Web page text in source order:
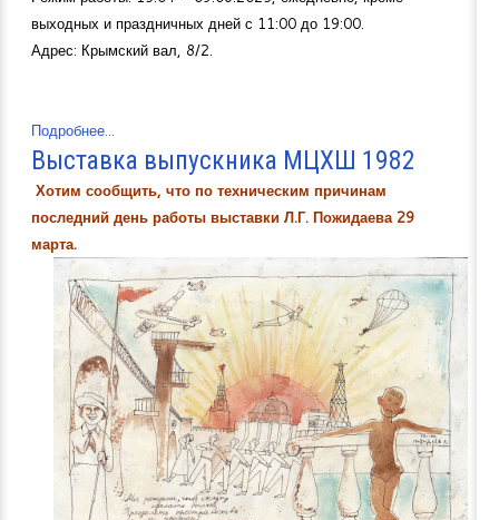
выходных и праздничных дней с 11:00 до 19:00.
Адрес: Крымский вал, 8/2.
Подробнее...
Выставка выпускника МЦХШ 1982
Хотим сообщить, что по техническим причинам
последний день работы выставки Л.Г. Пожидаева 29
марта.